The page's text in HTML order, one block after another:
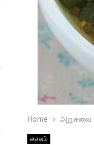
Home அறுசுவை
சைவம்